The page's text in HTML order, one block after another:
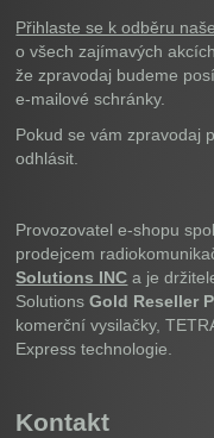
Přihlaste se k odběru
o všech zajímavých
že zpravodaj budeme
e-mailové schránky.
Pokud se vám zpravodaj
odhlásit.
Provozovatel e-shopu
prodejcem
Solutions INC a je
SolutionsGold Reseller
komerční vysilačky,
Express technologie.
Kontakt